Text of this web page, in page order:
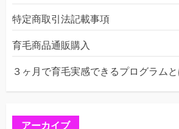
特定商取引法記載事項
育毛商品通販購入
３ヶ月で育毛実感できるプログラム
アーカイブ